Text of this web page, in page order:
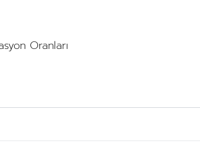
Oranları